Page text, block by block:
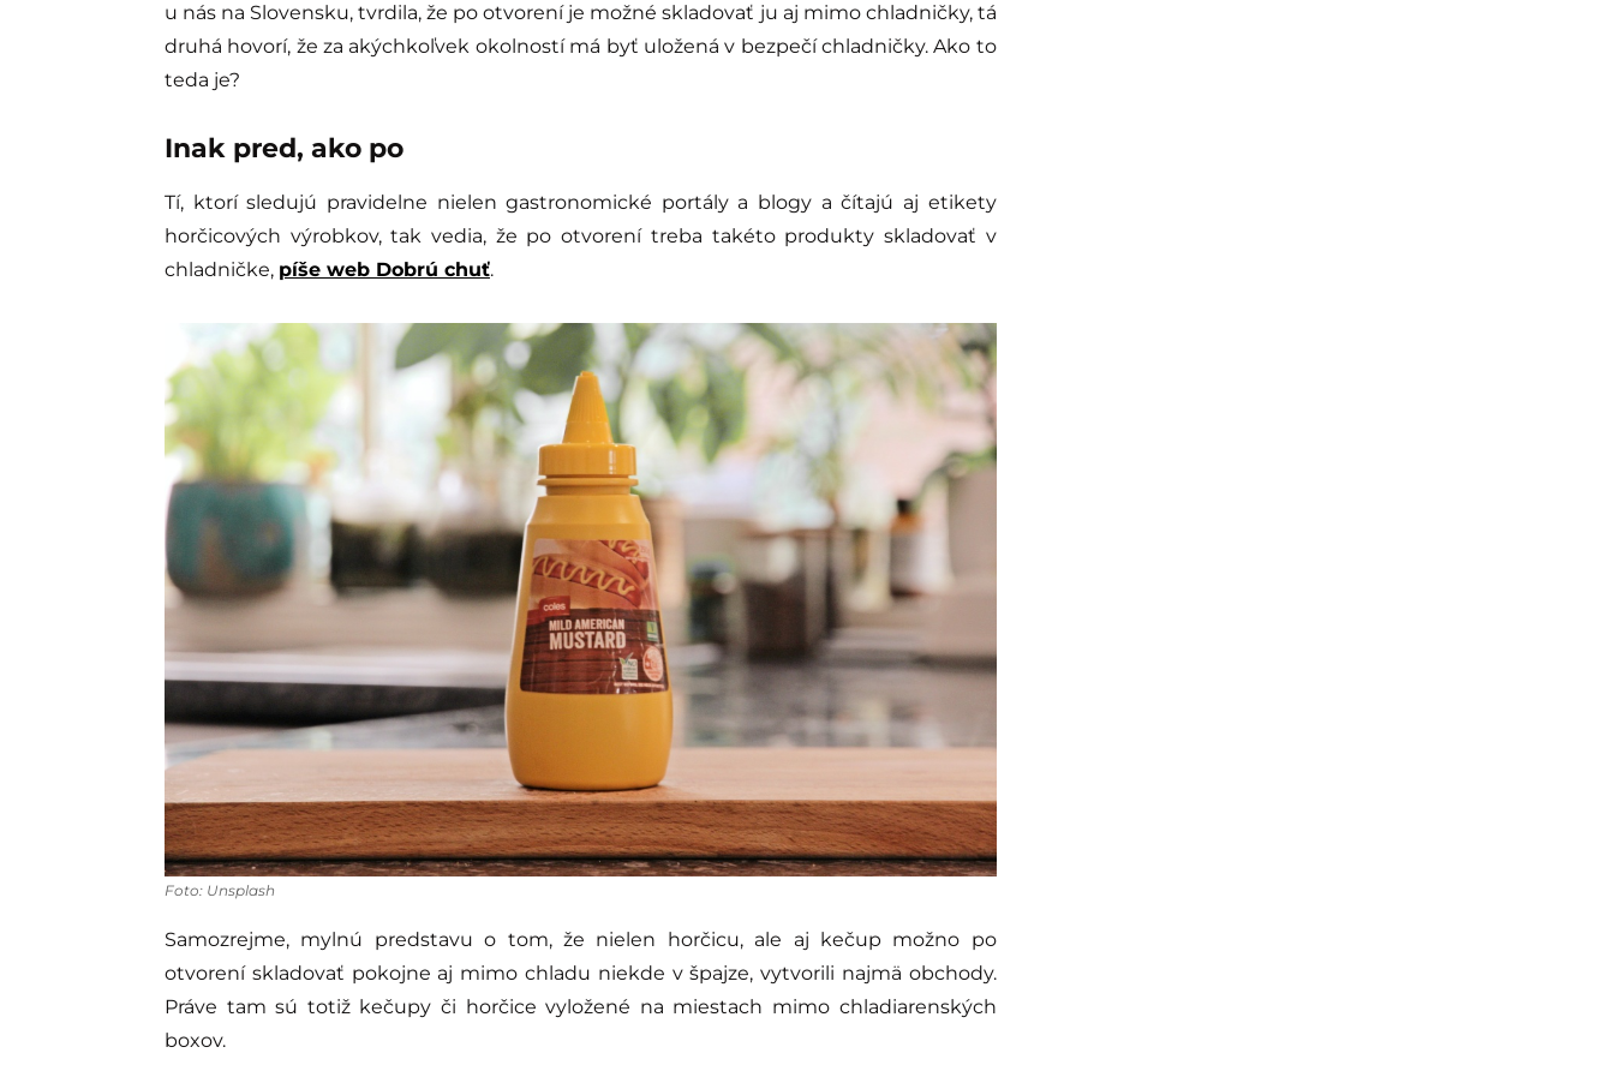
u nás na Slovensku, tvrdila, že po otvorení je možné skladovať ju aj mimo chladničky, tá
druhá hovorí, že za akýchkoľvek okolností má byť uložená v bezpečí chladničky. Ako to
teda je?
Inak pred, ako po
Tí, ktorí sledujú pravidelne nielen gastronomické portály a blogy a čítajú aj etikety
horčicových výrobkov, tak vedia, že po otvorení treba takéto produkty skladovať v
chladničke, píše web Dobrú chuť.
Foto: Unsplash
Samozrejme, mylnú predstavu o tom, že nielen horčicu, ale aj kečup možno po
otvorení skladovať pokojne aj mimo chladu niekde v špajze, vytvorili najmä obchody.
Práve tam sú totiž kečupy či horčice vyložené na miestach mimo chladiarenských
boxov.